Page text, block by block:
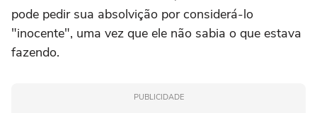
pode pedir sua absolvição por considerá-lo
"inocente", uma vez que ele não sabia o que estava
fazendo.
PUBLICIDADE